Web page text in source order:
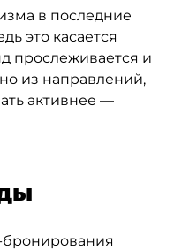
в последние
это касается
прослеживается и
из направлений,
активнее —